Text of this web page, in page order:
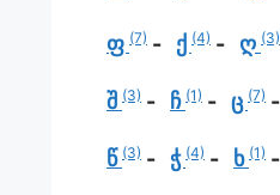
ფ (7) ქ (4) ღ (3)
შ (3) ჩ (1) ც (7)
წ (3) ჭ (4) ხ (1)